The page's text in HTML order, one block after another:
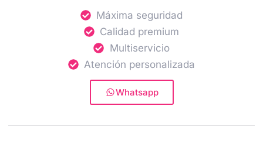
Máxima seguridad
Calidad premium
Multiservicio
Atención personalizada
Whatsapp